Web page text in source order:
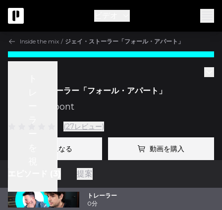
Inside the mix / ジェイ・ストーラー「フォール・アパート」
ジェイ・ストーラー「フォール・アパート」
Fab Dupont
(27レビュー)
プロになる 動画を購入
提案
トレーラー
0分